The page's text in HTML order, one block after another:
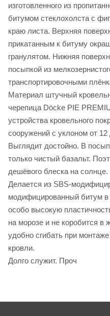
изготовленного из
битумом стеклохолста с
краю листа. Верхняя
прикатанным к битуму
гранулятом. Нижняя
посыпкой из
транспортировочными
Материал штучный
черепица Döcke PIE
устройства кровельного
сооружений с уклоном от 12
Выглядит достойно. В
только чистый базальт.
дешёвого блеска на солнце.
Делается из SBS-
модифицированный битум в
особо высокую
на морозе и не коробится в
удобно сгибать при
кровли.
Долго служит. Проч